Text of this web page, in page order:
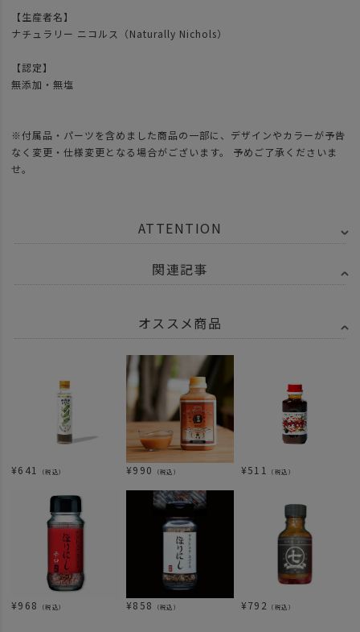
【生産者名】
ナチュラリー ニコルス（Naturally Nichols）
【認定】
無添加・無塩
※付属品・パーツを含めました商品の一部に、デザインやカラーが予告
なく変更・仕様変更となる場合がございます。 予めご了承くださいま
せ。
ATTENTION
関連記事
オススメ商品
¥641 （税込） ¥990 （税込） ¥511 （税込）
¥968 （税込） ¥858 （税込） ¥792 （税込）